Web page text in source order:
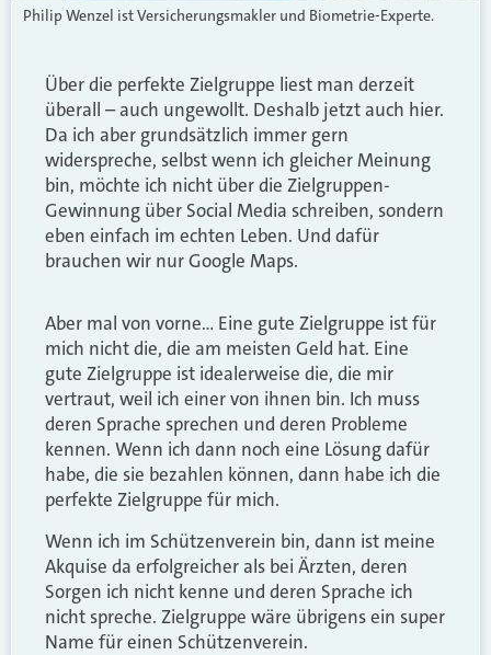
Philip Wenzel ist Versicherungsmakler und Biometrie-Experte.
Über die perfekte Zielgruppe liest man derzeit
überall – auch ungewollt. Deshalb jetzt auch hier.
Da ich aber grundsätzlich immer gern
widerspreche, selbst wenn ich gleicher Meinung
bin, möchte ich nicht über die Zielgruppen-
Gewinnung über Social Media schreiben, sondern
eben einfach im echten Leben. Und dafür
brauchen wir nur Google Maps.
Aber mal von vorne… Eine gute Zielgruppe ist für
mich nicht die, die am meisten Geld hat. Eine
gute Zielgruppe ist idealerweise die, die mir
vertraut, weil ich einer von ihnen bin. Ich muss
deren Sprache sprechen und deren Probleme
kennen. Wenn ich dann noch eine Lösung dafür
habe, die sie bezahlen können, dann habe ich die
perfekte Zielgruppe für mich.
Wenn ich im Schützenverein bin, dann ist meine
Akquise da erfolgreicher als bei Ärzten, deren
Sorgen ich nicht kenne und deren Sprache ich
nicht spreche. Zielgruppe wäre übrigens ein super
Name für einen Schützenverein.